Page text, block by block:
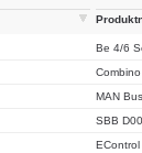
Be 4/6
MAN
SBB
EControl